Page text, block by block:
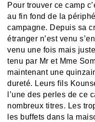
Pour trouver ce camp
au fin fond de la
campagne. Depuis sa
étranger n’est venu
venu une fois mais
tenu par Mr et Mme
maintenant une
dureté. Leurs fils
l’une des perles de ce
nombreux titres. Les
les buffets dans la